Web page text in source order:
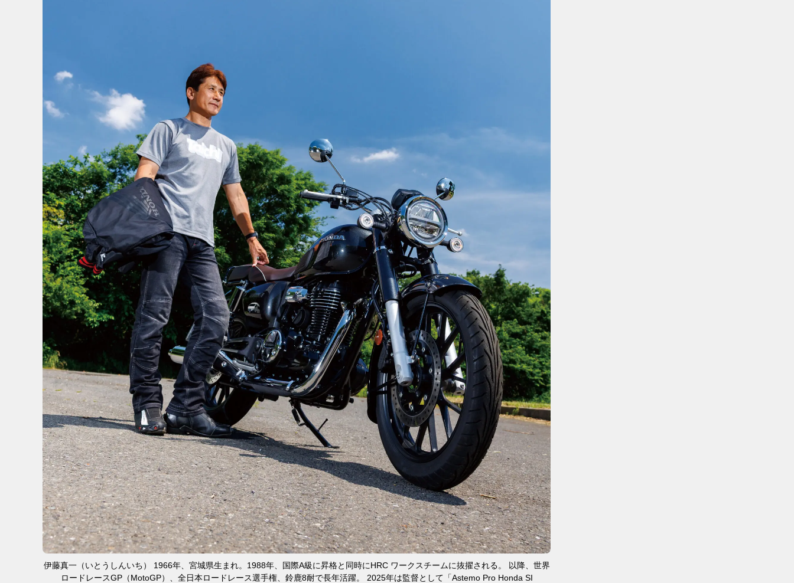
伊藤真一（いとうしんいち） 1966年、宮城県生まれ。1988年、国際A級に昇格と同時にHRC ワークスチームに抜擢される。 以降、世界
ロードレースGP（MotoGP）、全日本ロードレース選手権、鈴鹿8耐で長年活躍。 2025年は監督として「Astemo Pro Honda SI